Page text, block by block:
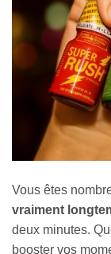
Vous êtes
vraiment
deux minutes.
booster vos